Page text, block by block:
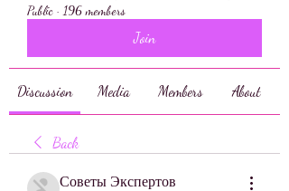
Public · 196 members
Join
Discussion Media Members About
Back
Советы Экспертов